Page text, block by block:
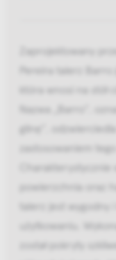
Zaprojektowany
Pereira talerz
która wnosi na stół
Nazwa „Barro”,
glinę”,
zastosowaniem
powierzchnia oraz
talerz jest wygodny
użytkowaniu.
został pokryty